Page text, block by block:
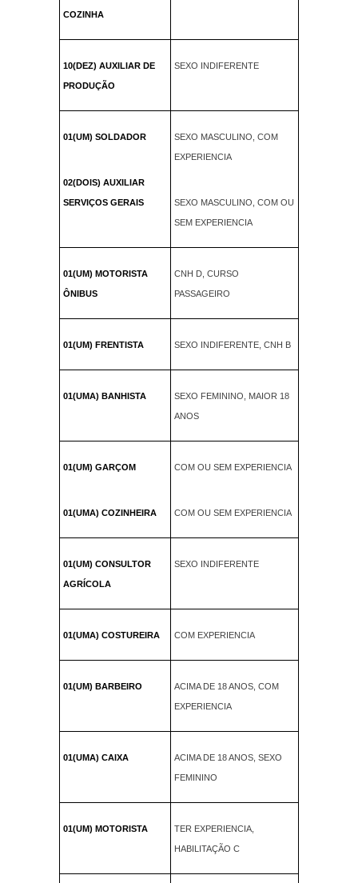
COZINHA
10(DEZ) AUXILIAR DE
PRODUÇÃO
SEXO INDIFERENTE
01(UM) SOLDADOR
02(DOIS) AUXILIAR
SERVIÇOS GERAIS
SEXO MASCULINO, COM
EXPERIENCIA
SEXO MASCULINO, COM OU
SEM EXPERIENCIA
01(UM) MOTORISTA
ÔNIBUS
CNH D, CURSO
PASSAGEIRO
01(UM) FRENTISTA SEXO INDIFERENTE, CNH B
01(UMA) BANHISTA SEXO FEMININO, MAIOR 18
ANOS
01(UM) GARÇOM
01(UMA) COZINHEIRA
COM OU SEM EXPERIENCIA
COM OU SEM EXPERIENCIA
01(UM) CONSULTOR
AGRÍCOLA
SEXO INDIFERENTE
01(UMA) COSTUREIRA COM EXPERIENCIA
01(UM) BARBEIRO ACIMA DE 18 ANOS, COM
EXPERIENCIA
01(UMA) CAIXA ACIMA DE 18 ANOS, SEXO
FEMININO
01(UM) MOTORISTA TER EXPERIENCIA,
HABILITAÇÃO C